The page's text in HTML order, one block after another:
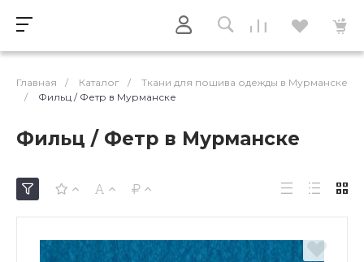
Главная / Каталог /
Ткани для пошива одежды в Мурманске
/
Фильц / Фетр в Мурманске
Фильц / Фетр в Мурманске